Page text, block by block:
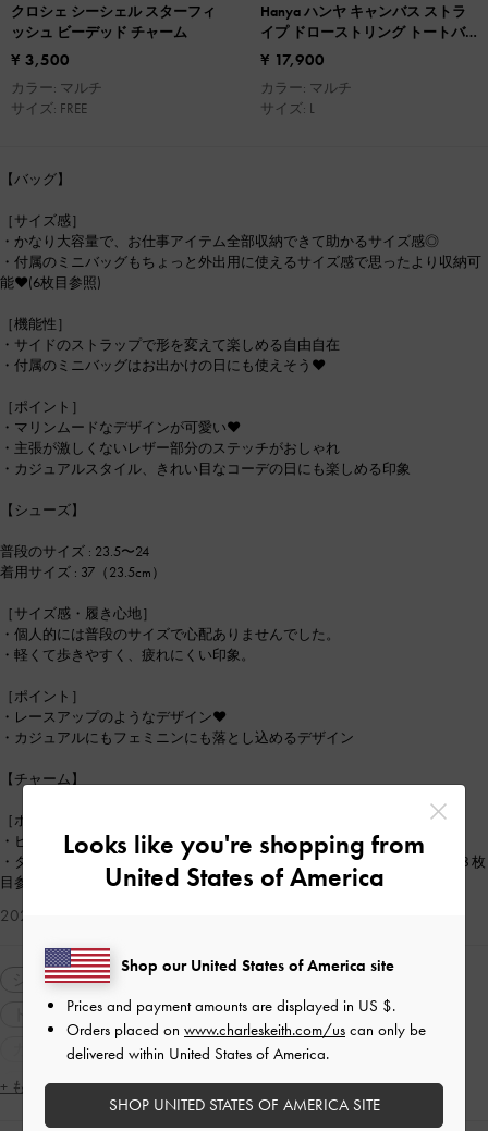
クロシェ シーシェル スターフィ
ッシュ ビーデッド チャーム
¥ 3,500
カラー: マルチ
サイズ: FREE
Hanya ハンヤ キャンバス ストラ
イプ ドローストリング トートバ
ッグ
¥ 17,900
カラー: マルチ
サイズ: L
【バッグ】
［サイズ感］
・かなり大容量で、お仕事アイテム全部収納できて助かるサイズ感◎
・付属のミニバッグもちょっと外出用に使えるサイズ感で思ったより収納可
能❤︎(6枚目参照)
［機能性］
・サイドのストラップで形を変えて楽しめる自由自在
・付属のミニバッグはお出かけの日にも使えそう❤︎
［ポイント］
・マリンムードなデザインが可愛い❤︎
・主張が激しくないレザー部分のステッチがおしゃれ
・カジュアルスタイル、きれい目なコーデの日にも楽しめる印象
【シューズ】
普段のサイズ : 23.5〜24
着用サイズ : 37（23.5cm）
［サイズ感・履き心地］
・個人的には普段のサイズで心配ありませんでした。
・軽くて歩きやすく、疲れにくい印象。
［ポイント］
・レースアップのようなデザイン❤︎
・カジュアルにもフェミニンにも落とし込めるデザイン
【チャーム】
［ポイント］
・ビーチムード満載で夏全開デザインが可愛すぎる❤︎
・タグをスマートフォンに挟めば、スマホチャームとしても楽しめます(８枚
目参照)
2026-06-05 にアップロード
シューズ サンダル
トートバッグ
アクセサリー・小物
neutralcolor
カジュアル
A4サイズ 厚底
ストリート
コンサバティブ
シンプル・ベーシック
ミニマル
ナチュラル
+ もっと見る
Looks like you're shopping from
United States of America
Shop our United States of America site
Prices and payment amounts are displayed in US $.
Orders placed on www.charleskeith.com/us can only be
delivered within United States of America.
SHOP UNITED STATES OF AMERICA SITE